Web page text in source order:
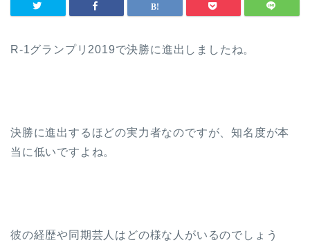
R-1グランプリ2019で決勝に進出しましたね。
決勝に進出するほどの実力者なのですが、知名度が本
当に低いですよね。
彼の経歴や同期芸人はどの様な人がいるのでしょう